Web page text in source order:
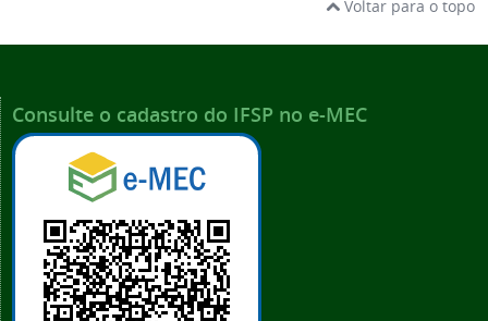
Voltar para o topo
Consulte o cadastro do IFSP no e-MEC